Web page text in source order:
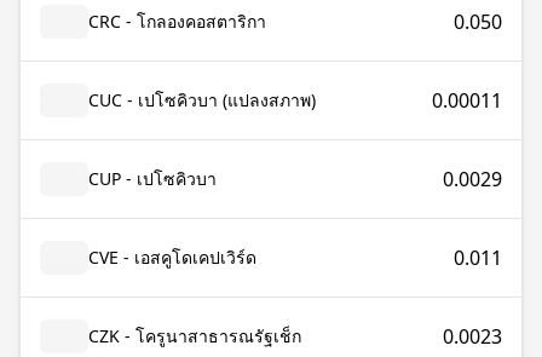
CRC - โกลองคอสตาริกา 0.050
CUC - เปโซคิวบา (แปลงสภาพ) 0.00011
CUP - เปโซคิวบา 0.0029
CVE - เอสคูโดเคปเวิร์ด 0.011
CZK - โครูนาสาธารณรัฐเช็ก 0.0023